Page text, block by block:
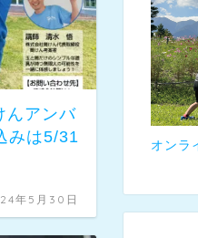
んアンバ
みは5/31
年5月30日
オンラ